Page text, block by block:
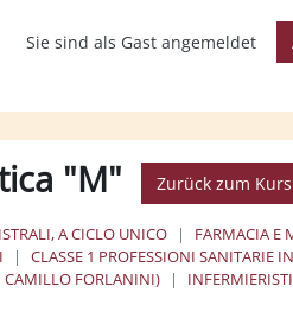
Sie sind als Gast angemeldet
"M" Zurück zum Kurs
A CICLO UNICO
FARMACIA E
CLASSE 1 PROFESSIONI SANITARIE
CAMILLO FORLANINI)